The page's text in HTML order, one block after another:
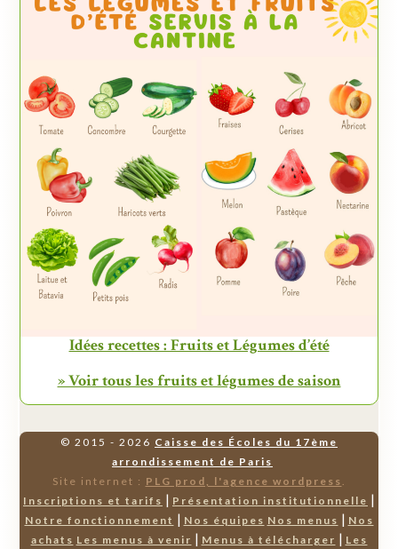
Idées recettes : Fruits et Légumes d’été
» Voir tous les fruits et légumes de saison
© 2015 - 2026 Caisse des Écoles du 17ème
arrondissement de Paris
Site internet : PLG prod, l'agence wordpress.
Inscriptions et tarifs | Présentation institutionnelle |
Notre fonctionnement | Nos équipes Nos menus | Nos
achats Les menus à venir | Menus à télécharger | Les